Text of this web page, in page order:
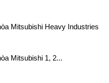
Mitsubishi Heavy Industries
Mitsubishi 1, 2...